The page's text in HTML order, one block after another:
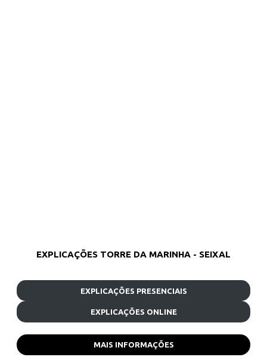
EXPLICAÇÕES TORRE DA MARINHA - SEIXAL
EXPLICAÇÕES PRESENCIAIS
EXPLICAÇÕES ONLINE
MAIS INFORMAÇÕES